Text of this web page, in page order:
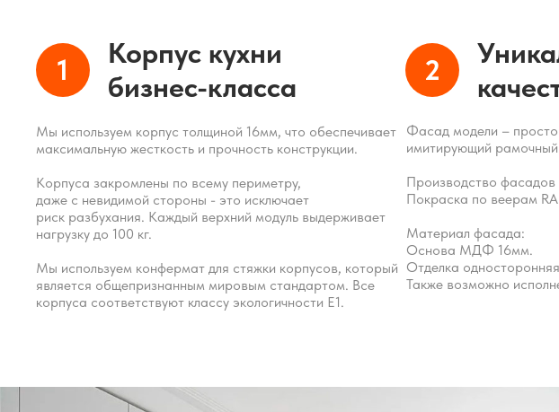
Мы используем корпус толщиной 16мм, что обеспечивает
максимальную жесткость и прочность конструкции.
Корпуса закромлены по всему периметру,
даже с невидимой стороны - это исключает
риск разбухания. Каждый верхний модуль выдерживает
нагрузку до 100 кг.
Мы используем конфермат для стяжки корпусов, который
является общепризнанным мировым стандартом. Все
корпуса соответствуют классу экологичности Е1.
1
Фасад модели –
имитирующий
Производство фасадов
Покраска по веерам
Материал фасада:
Основа МДФ 16мм.
Отделка
Также возможно
2
Корпус кухни
бизнес-класса
эту кухню под заказ по
размерам в течение 2 недель